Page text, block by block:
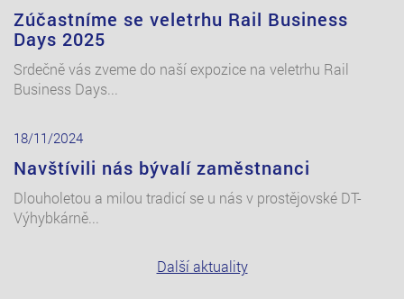
Zúčastníme se veletrhu Rail Business
Days 2025
Srdečně vás zveme do naší expozice na veletrhu Rail
Business Days...
18 11/2024
Navštívili nás bývalí zaměstnanci
Dlouholetou a milou tradicí se u nás v prostějovské DT-
Výhybkárně...
Další aktuality